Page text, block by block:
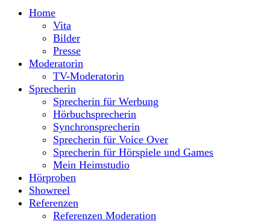
Nina-Carissima Schönrock
Home
Vita
Bilder
Presse
Moderatorin
TV-Moderatorin
Sprecherin
Sprecherin für Werbung
Hörbuchsprecherin
Synchronsprecherin
Sprecherin für Voice Over
Sprecherin für Hörspiele und Games
Mein Heimstudio
Hörproben
Showreel
Referenzen
Referenzen Moderation